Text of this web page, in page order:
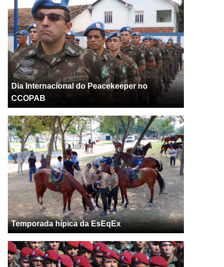
Dia Internacional do Peacekeeper no
CCOPAB
Temporada hípica da EsEqEx